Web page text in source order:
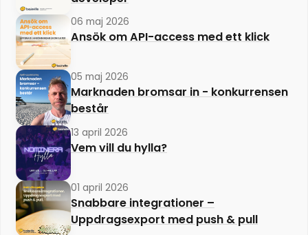
06 maj 2026
Ansök om API-access med ett klick
05 maj 2026
Marknaden bromsar in - konkurrensen
består
13 april 2026
Vem vill du hylla?
01 april 2026
Snabbare integrationer –
Uppdragsexport med push & pull